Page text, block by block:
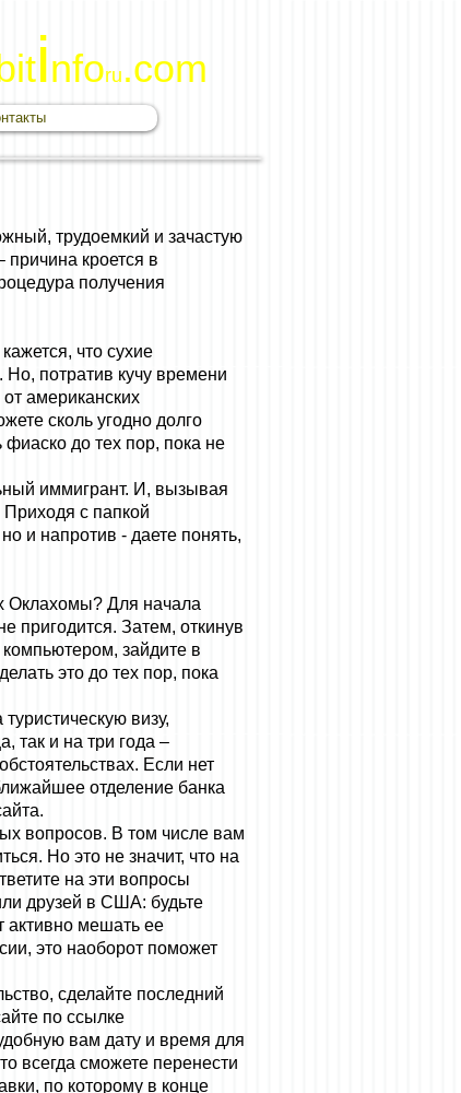
inforu .com
трудоемкий и зачастую
кроется в
получения
что сухие
потратив кучу времени
американских
сколь угодно долго
фиаско до тех пор, пока не
иммигрант. И, вызывая
с папкой
и напротив - даете понять,
Оклахомы? Для начала
пригодится. Затем, откинув
зайдите в
это до тех пор, пока
визу,
так и на три года –
Если нет
отделение банка
вопросов. В том числе вам
Но это не значит, что на
на эти вопросы
друзей в США: будьте
активно мешать ее
это наоборот поможет
сделайте последний
по ссылке
вам дату и время для
всегда сможете перенести
по которому в конце